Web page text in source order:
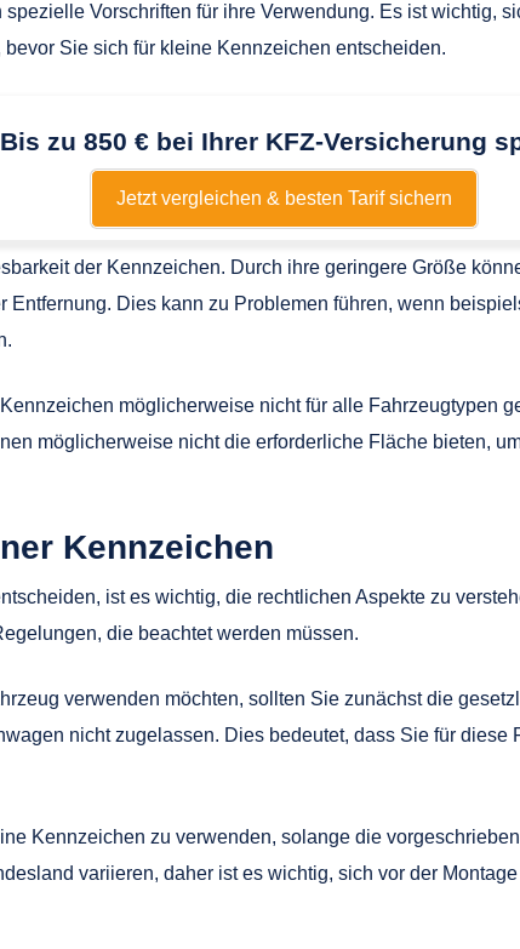
Vorschriften für ihre Verwendung. Es ist wichtig,
Sie sich für kleine Kennzeichen entscheiden.
Bis zu 850 € bei Ihrer KFZ-Versicherung
Jetzt vergleichen & besten Tarif sichern
der Kennzeichen. Durch ihre geringere Größe
Dies kann zu Problemen führen, wenn
möglicherweise nicht für alle Fahrzeugtypen
möglicherweise nicht die erforderliche Fläche bieten,
Kennzeichen
ist es wichtig, die rechtlichen Aspekte zu
die beachtet werden müssen.
verwenden möchten, sollten Sie zunächst die
nicht zugelassen. Dies bedeutet, dass Sie für
Kennzeichen zu verwenden, solange die
variieren, daher ist es wichtig, sich vor der